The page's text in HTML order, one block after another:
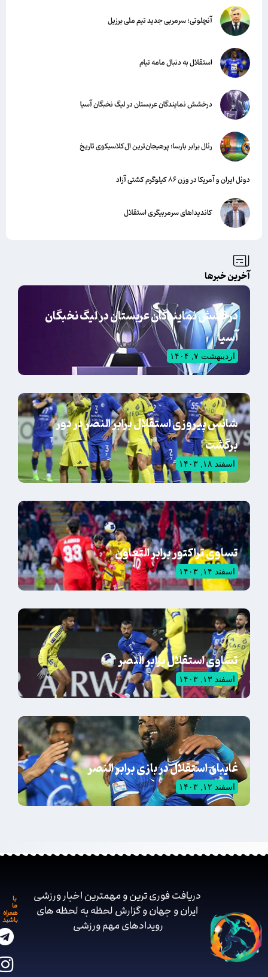
آنچلوتی؛ سرمربی جدید تیم ملی برزیل
استقلال به دنبال مامه تیام
درخشش نمایندگان عربستان در لیگ نخبگان آسیا
رئال برابر بارسا؛ پرهیجان‌‌ترین ال‌کلاسیکوی تاریخ
دوئل ایران و آمریکا در وزن ۸۶ کیلوگرم کشتی آزاد
کاندیداهای سرمربیگری استقلال
آخرین خبرها
درخشش نمایندگان عربستان در لیگ نخبگان
آسیا
اردیبهشت ۷, ۱۴۰۴
شانس پیروزی استقلال برابر النصر در دور
برگشت
اسفند ۱۸, ۱۴۰۳
تساوی تراکتور برابر التعاون
اسفند ۱۴, ۱۴۰۳
تساوی استقلال برابر النصر
اسفند ۱۳, ۱۴۰۳
غایبان استقلال در بازی برابر النصر
اسفند ۱۲, ۱۴۰۳
دریافت فوری ترین و مهمترین اخبار ورزشی
ایران و جهان و گزارش لحظه به لحظه های
رویدادهای مهم ‌ورزشی
همراه
باشید